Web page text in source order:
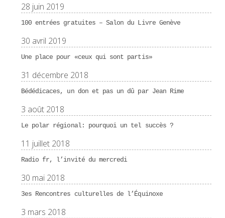
28 juin 2019
100 entrées gratuites – Salon du Livre Genève
30 avril 2019
Une place pour «ceux qui sont partis»
31 décembre 2018
Bédédicaces, un don et pas un dû par Jean Rime
3 août 2018
Le polar régional: pourquoi un tel succès ?
11 juillet 2018
Radio fr, l’invité du mercredi
30 mai 2018
3es Rencontres culturelles de l’Équinoxe
3 mars 2018